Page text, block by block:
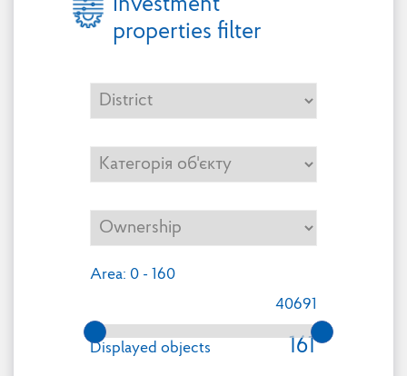
Investment
properties filter
Area: 0 - 160
40691
Displayed objects 161